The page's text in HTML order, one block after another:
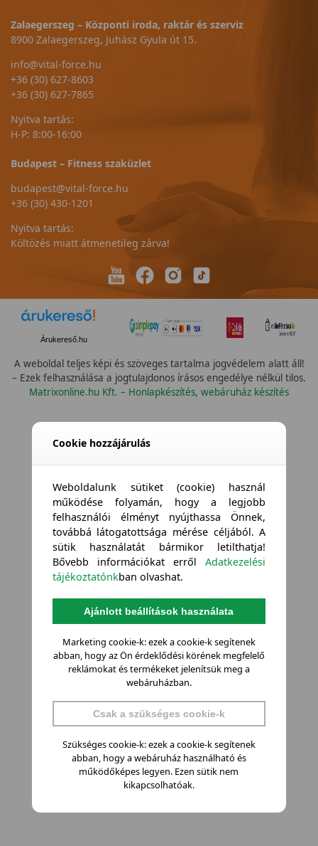
Zalaegerszeg – Központi iroda, raktár és szerviz
8900 Zalaegerszeg, Juhász Gyula út 15.
info@vital-force.hu
+36 (30) 627-8603
+36 (30) 627-7865
Nyitva tartás:
H-P: 8:00-16:00
Budapest – Fitness szaküzlet
budapest@vital-force.hu
+36 (30) 430-1201
Nyitva tartás:
Költözés miatt átmenetileg zárva!
Árukereső.hu
A weboldal teljes képi és szöveges tartalma jogvédelem alatt áll!
– Ezek felhasználása a jogtulajdonos írásos engedélye nélkül tilos.
Matrixonline.hu Kft. – Honlapkészítés, webáruház készítés
Cookie hozzájárulás
Weboldalunk sütiket (cookie) használ
működése folyamán, hogy a legjobb
felhasználói élményt nyújthassa Önnek,
továbbá látogatottsága mérése céljából. A
sütik használatát bármikor letilthatja!
Bővebb információkat errőlAdatkezelési
tájékoztatónkban olvashat.
Ajánlott beállítások használata
Marketing cookie-k: ezek a cookie-k segítenek
abban, hogy az Ön érdeklődési körének megfelelő
reklámokat és termékeket jelenítsük meg a
webáruházban.
Csak a szükséges cookie-k
Szükséges cookie-k: ezek a cookie-k segítenek
abban, hogy a webáruház használható és
működőképes legyen. Ezen sütik nem
kikapcsolhatóak.